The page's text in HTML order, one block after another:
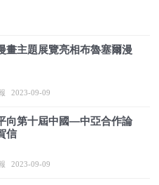
畫主題展覽亮相布魯塞爾漫
2023-09-09
向第十屆中國—中亞合作論
信
2023-09-09